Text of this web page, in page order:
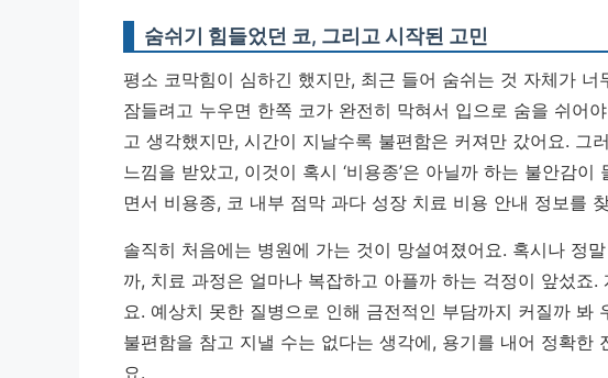
숨쉬기 힘들었던 코, 그리고 시작된 고민
평소 코막힘이 심하긴 했지만, 최근 들어 숨쉬는 것 자체가
잠들려고 누우면 한쪽 코가 완전히 막혀서 입으로 숨을 쉬어
고 생각했지만, 시간이 지날수록 불편함은 커져만 갔어요. 그
느낌을 받았고, 이것이 혹시 ‘비용종’은 아닐까 하는 불안감이
면서 비용종, 코 내부 점막 과다 성장 치료 비용 안내 정보를
솔직히 처음에는 병원에 가는 것이 망설여졌어요. 혹시나 정
까, 치료 과정은 얼마나 복잡하고 아플까 하는 걱정이 앞섰죠.
요. 예상치 못한 질병으로 인해 금전적인 부담까지 커질까 봐
불편함을 참고 지낼 수는 없다는 생각에, 용기를 내어 정확한
요.